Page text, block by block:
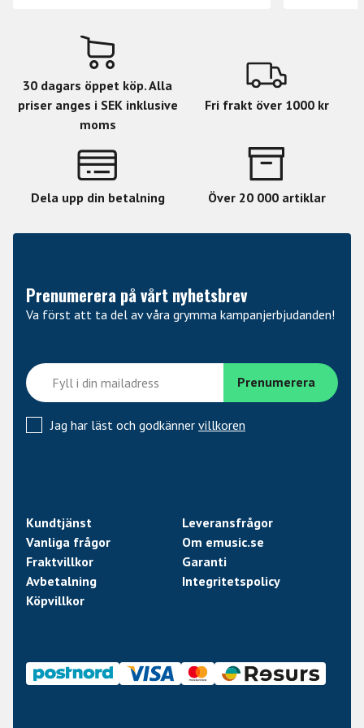
30 dagars öppet köp. Alla
priser anges i SEK inklusive
moms
Fri frakt över 1000 kr
Dela upp din betalning Över 20 000 artiklar
Prenumerera på vårt nyhetsbrev
Va först att ta del av våra grymma kampanjerbjudanden!
Jag har läst och godkänner villkoren
Kundtjänst
Leveransfrågor
Vanliga frågor
Om emusic.se
Fraktvillkor
Garanti
Avbetalning
Integritetspolicy
Köpvillkor